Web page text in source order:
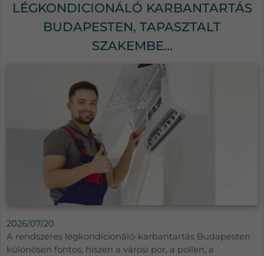
LÉGKONDICIONÁLÓ KARBANTARTÁS
BUDAPESTEN, TAPASZTALT
SZAKEMBE...
2026/07/20
A rendszeres légkondicionáló-karbantartás Budapesten
különösen fontos, hiszen a városi por, a pollen, a